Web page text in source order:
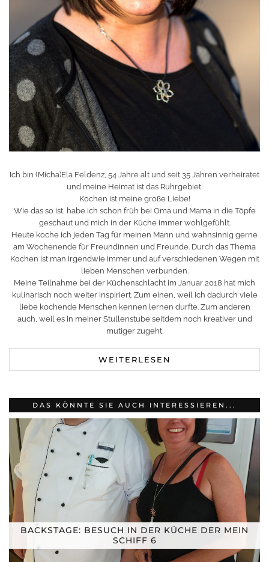
Ich bin (Micha)Ela Feldenz, 54 Jahre alt und seit 35 Jahren verheiratet
und meine Heimat ist das Ruhrgebiet.
Kochen ist meine große Liebe!
Wie das so ist, habe ich schon früh bei Oma und Mama in die Töpfe
geschaut und mich in der Küche immer wohlgefühlt.
Heute koche ich jeden Tag für meinen Mann und wahnsinnig gerne
am Wochenende für Freundinnen und Freunde. Durch das Thema
Kochen ist man irgendwie immer und auf verschiedenen Wegen mit
lieben Menschen verbunden.
Meine Teilnahme bei der Küchenschlacht im Januar 2018 hat mich
kulinarisch noch weiter inspiriert. Zum einen, weil ich dadurch viele
liebe kochende Menschen kennen lernen durfte. Zum anderen
auch, weil es in meiner Stullenstube seitdem noch kreativer und
mutiger zugeht.
WEITERLESEN
DAS KÖNNTE SIE AUCH INTERESSIEREN...
BACKSTAGE: BESUCH IN DER KÜCHE DER MEIN
SCHIFF 6